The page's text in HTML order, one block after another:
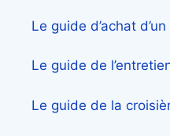
Le guide d’achat
Le guide de
Le guide de la